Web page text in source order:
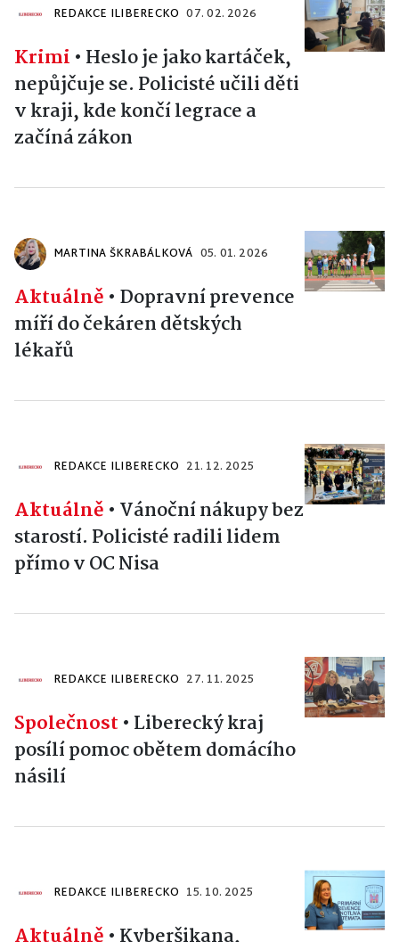
REDAKCE ILIBERECKO 07. 02. 2026
Krimi • Heslo je jako kartáček,
nepůjčuje se. Policisté učili děti
v kraji, kde končí legrace a
začíná zákon
MARTINA ŠKRABÁLKOVÁ 05. 01. 2026
Aktuálně • Dopravní prevence
míří do čekáren dětských
lékařů
REDAKCE ILIBERECKO 21. 12. 2025
Aktuálně • Vánoční nákupy bez
starostí. Policisté radili lidem
přímo v OC Nisa
REDAKCE ILIBERECKO 27. 11. 2025
Společnost • Liberecký kraj
posílí pomoc obětem domácího
násilí
REDAKCE ILIBERECKO 15. 10. 2025